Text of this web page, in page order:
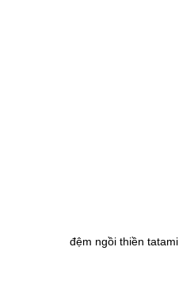
đệm ngồi thiền tatami